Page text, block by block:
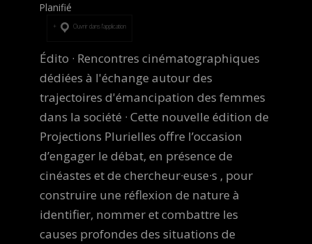
Planifié
Ouvrir dans l’application
Édito · Rencontres cinématographiques
dédiées à l'échange autour des
trajectoires d'émancipation des femmes
dans la société · Cette nouvelle édition de
Projections Plurielles offre l’occasion
d’engager le débat, en présence de
cinéastes et de chercheur·euse·s , pour
construire une réflexion de nature à
identifier, nommer et combattre les
causes profondes des situations de